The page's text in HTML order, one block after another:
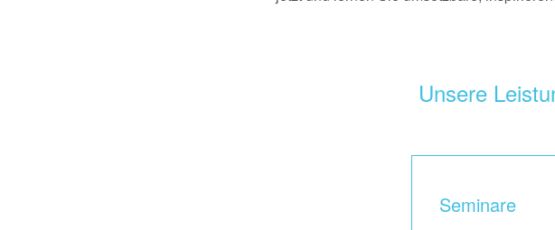
Unsere
Seminare